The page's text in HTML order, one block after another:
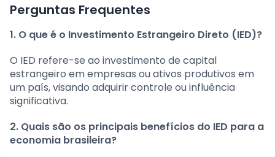
Perguntas Frequentes
1. O que é o Investimento Estrangeiro Direto (IED)?
O IED refere-se ao investimento de capital
estrangeiro em empresas ou ativos produtivos em
um país, visando adquirir controle ou influência
significativa.
2. Quais são os principais benefícios do IED para a
economia brasileira?